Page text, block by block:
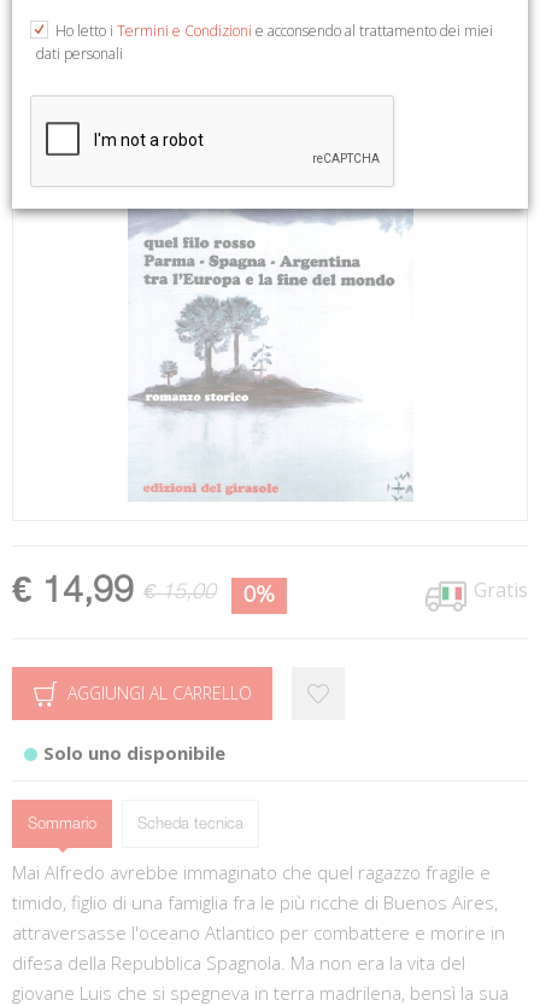
€ 14,99 € 15,00 0% Gratis
AGGIUNGI AL CARRELLO
Solo uno disponibile
Sommario Scheda tecnica
Mai Alfredo avrebbe immaginato che quel ragazzo fragile e
timido, figlio di una famiglia fra le più ricche di Buenos Aires,
attraversasse l'oceano Atlantico per combattere e morire in
difesa della Repubblica Spagnola. Ma non era la vita del
giovane Luis che si spegneva in terra madrilena, bensì la sua
Ho letto i Termini e Condizioni e acconsendo al trattamento dei miei
dati personali